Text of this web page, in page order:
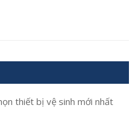
thiết bị vệ sinh mới nhất